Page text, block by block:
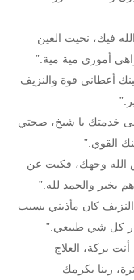
فيك، نحيت العين
أموري مية مية.”
أعطاني قوة والنزيف
خدمتك يا شيخ، صحتي
القوي.”
الله وجهك، فكيت عن
بخير والحمد لله.”
كان مأذيني بسبب
كل شي طبيعي.”
بركة، العلاج
ربنا يكرمك